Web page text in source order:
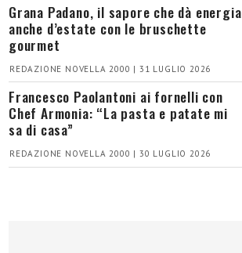
Grana Padano, il sapore che dà energia
anche d’estate con le bruschette
gourmet
REDAZIONE NOVELLA 2000 | 31 LUGLIO 2026
Francesco Paolantoni ai fornelli con
Chef Armonia: “La pasta e patate mi
sa di casa”
REDAZIONE NOVELLA 2000 | 30 LUGLIO 2026